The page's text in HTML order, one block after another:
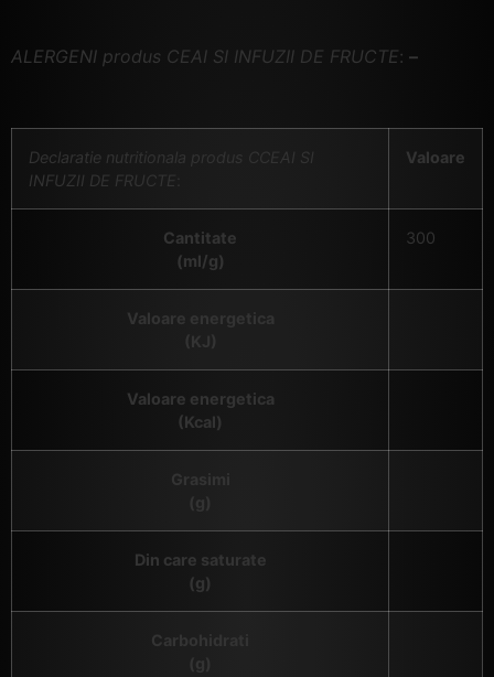
ALERGENI produs CEAI SI INFUZII DE FRUCTE: –
Declaratie nutritionala produs CCEAI SI
INFUZII DE FRUCTE
Valoare
Cantitate
(ml/g)
300
Valoare energetica
Valoare energetica
(Kcal)
Din care saturate
(g)
Carbohidrati